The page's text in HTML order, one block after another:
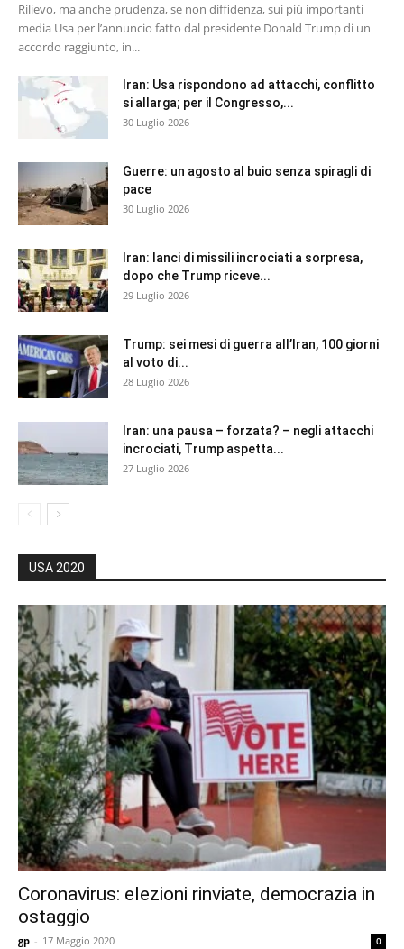
Rilievo, ma anche prudenza, se non diffidenza, sui più importanti
media Usa per l’annuncio fatto dal presidente Donald Trump di un
accordo raggiunto, in...
Iran: Usa rispondono ad attacchi, conflitto
si allarga; per il Congresso,...
30 Luglio 2026
Guerre: un agosto al buio senza spiragli di
pace
30 Luglio 2026
Iran: lanci di missili incrociati a sorpresa,
dopo che Trump riceve...
29 Luglio 2026
Trump: sei mesi di guerra all’Iran, 100 giorni
al voto di...
28 Luglio 2026
Iran: una pausa – forzata? – negli attacchi
incrociati, Trump aspetta...
27 Luglio 2026
USA 2020
Coronavirus: elezioni rinviate, democrazia in
ostaggio
gp - 17 Maggio 2020 0